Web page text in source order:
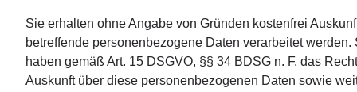
Sie erhalten ohne Angabe von Gründen kostenfrei
betreffende personenbezogene Daten verarbeitet werden.
haben gemäß Art. 15 DSGVO, §§ 34 BDSG n. F. das
Auskunft über diese personenbezogenen Daten sowie